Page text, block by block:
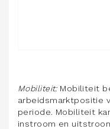
Mobiliteit: Mobiliteit
arbeidsmarktpositie
periode. Mobiliteit
instroom en